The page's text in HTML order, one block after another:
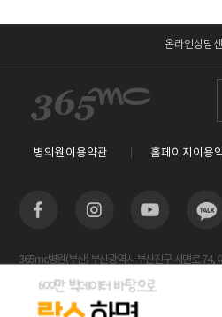
온라인상담
병의원이용약관 홈페이지이용
365mc병원(부산) 부산광역시 부산진구 서면로 74,
사업자등록번호 : 605-26-86822 / 박윤찬, 김남철 /
람스 스페셜센터(해운대) 부산광역시 해운대구 센텀